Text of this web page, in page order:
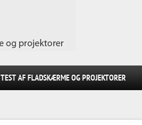
TEST AF FLADSKÆRME OG PROJEKTORER